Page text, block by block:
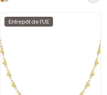
Entrepôt de l'UE